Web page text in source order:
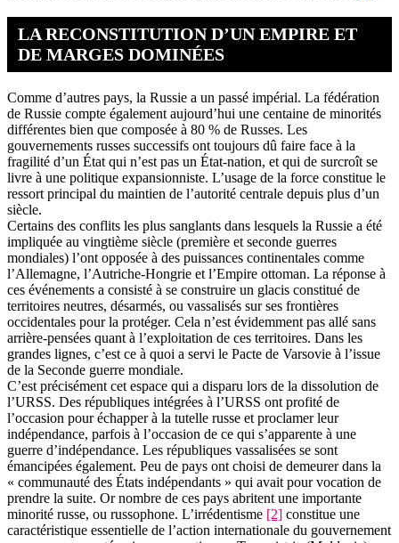
LA RECONSTITUTION D’UN EMPIRE ET
DE MARGES DOMINÉES
Comme d’autres pays, la Russie a un passé impérial. La fédération
de Russie compte également aujourd’hui une centaine de minorités
différentes bien que composée à 80 % de Russes. Les
gouvernements russes successifs ont toujours dû faire face à la
fragilité d’un État qui n’est pas un État-nation, et qui de surcroît se
livre à une politique expansionniste. L’usage de la force constitue le
ressort principal du maintien de l’autorité centrale depuis plus d’un
siècle.
Certains des conflits les plus sanglants dans lesquels la Russie a été
impliquée au vingtième siècle (première et seconde guerres
mondiales) l’ont opposée à des puissances continentales comme
l’Allemagne, l’Autriche-Hongrie et l’Empire ottoman. La réponse à
ces événements a consisté à se construire un glacis constitué de
territoires neutres, désarmés, ou vassalisés sur ses frontières
occidentales pour la protéger. Cela n’est évidemment pas allé sans
arrière-pensées quant à l’exploitation de ces territoires. Dans les
grandes lignes, c’est ce à quoi a servi le Pacte de Varsovie à l’issue
de la Seconde guerre mondiale.
C’est précisément cet espace qui a disparu lors de la dissolution de
l’URSS. Des républiques intégrées à l’URSS ont profité de
l’occasion pour échapper à la tutelle russe et proclamer leur
indépendance, parfois à l’occasion de ce qui s’apparente à une
guerre d’indépendance. Les républiques vassalisées se sont
émancipées également. Peu de pays ont choisi de demeurer dans la
« communauté des États indépendants » qui avait pour vocation de
prendre la suite. Or nombre de ces pays abritent une importante
minorité russe, ou russophone. L’irrédentisme [2] constitue une
caractéristique essentielle de l’action internationale du gouvernement